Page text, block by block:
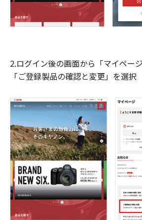
2.ログイン後の画面から「マイページ
「ご登録製品の確認と変更」を選択